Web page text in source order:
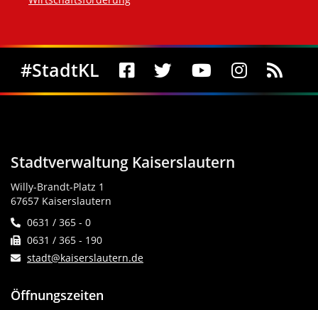
Social Media
#StadtKL
Stadtverwaltung Kaiserslautern
Willy-Brandt-Platz 1
67657 Kaiserslautern
0631 / 365 - 0
0631 / 365 - 190
stadt@kaiserslautern.de
Öffnungszeiten